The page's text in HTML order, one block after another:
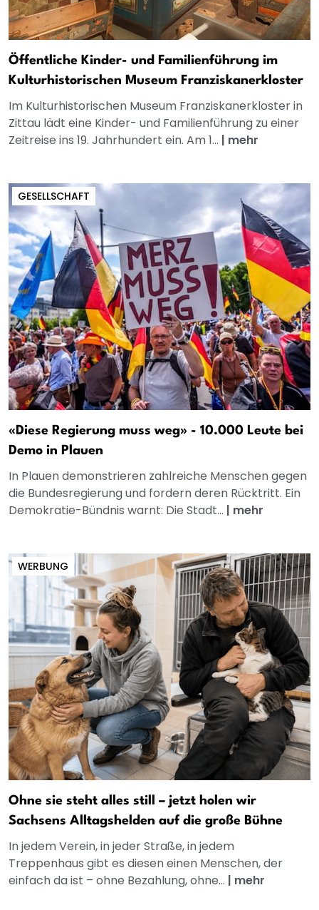
Öffentliche Kinder- und Familienführung im
Kulturhistorischen Museum Franziskanerkloster
Im Kulturhistorischen Museum Franziskanerkloster in
Zittau lädt eine Kinder- und Familienführung zu einer
Zeitreise ins 19. Jahrhundert ein. Am 1... | mehr
GESELLSCHAFT
«Diese Regierung muss weg» - 10.000 Leute bei
Demo in Plauen
In Plauen demonstrieren zahlreiche Menschen gegen
die Bundesregierung und fordern deren Rücktritt. Ein
Demokratie-Bündnis warnt: Die Stadt... | mehr
WERBUNG
Ohne sie steht alles still – jetzt holen wir
Sachsens Alltagshelden auf die große Bühne
In jedem Verein, in jeder Straße, in jedem
Treppenhaus gibt es diesen einen Menschen, der
einfach da ist – ohne Bezahlung, ohne... | mehr